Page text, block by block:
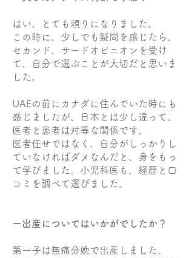
はい、とても頼りになりました。
この時に、少しでも疑問を感じたら、
セカンド、サードオピニオンを受け
て、自分で選ぶことが大切だと思いま
した。
UAEの前にカナダに住んでいた時にも
感じましたが、日本とは少し違って、
医者と患者は対等な関係です。
医者任せではなく、自分がしっかりし
ていなければダメなんだと、身をもっ
て学びました。小児科医も、経歴と口
コミを調べて選びました。
ー出産についてはいかがでしたか？
第一子は無痛分娩で出産しました。